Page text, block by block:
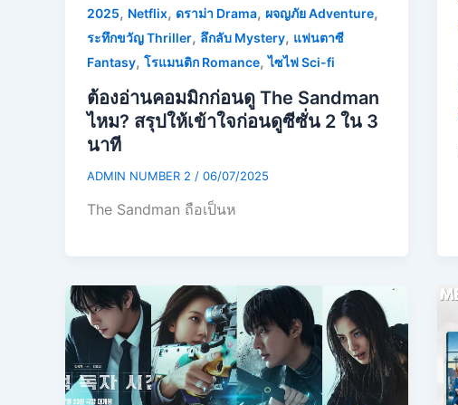
2025, Netflix, ดราม่า Drama, ผจญภัย Adventure,
ระทึกขวัญ Thriller, ลึกลับ Mystery, แฟนตาซี
Fantasy, โรแมนติก Romance,ไซไฟ Sci-fi
ต้องอ่านคอมมิกก่อนดู The Sandman
ไหม? สรุปให้เข้าใจก่อนดูซีซั่น 2 ใน 3
นาที
ADMIN NUMBER 2 / 06/07/2025
The Sandman ถือเป็นห